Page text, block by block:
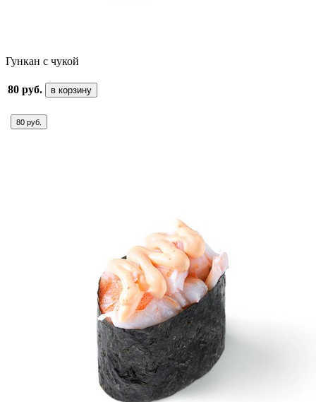
Гункан с чукой
80 руб. в корзину
80 руб.